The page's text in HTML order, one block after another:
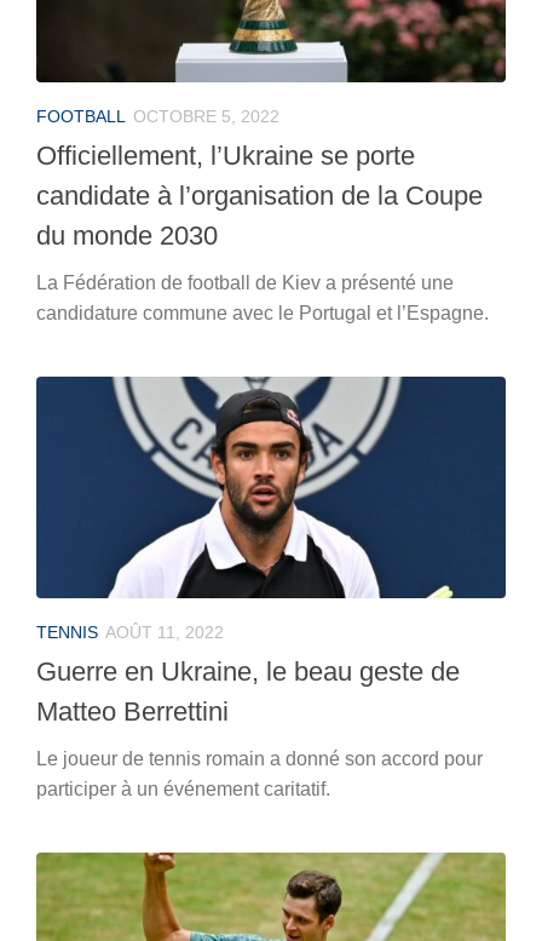
FOOTBALL OCTOBRE 5, 2022
Officiellement, l’Ukraine se porte
candidate à l’organisation de la Coupe
du monde 2030
La Fédération de football de Kiev a présenté une
candidature commune avec le Portugal et l’Espagne.
TENNIS AOÛT 11, 2022
Guerre en Ukraine, le beau geste de
Matteo Berrettini
Le joueur de tennis romain a donné son accord pour
participer à un événement caritatif.